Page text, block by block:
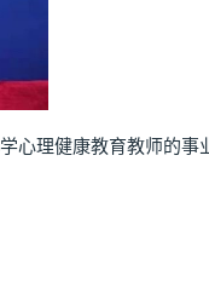
理健康教育教师的事